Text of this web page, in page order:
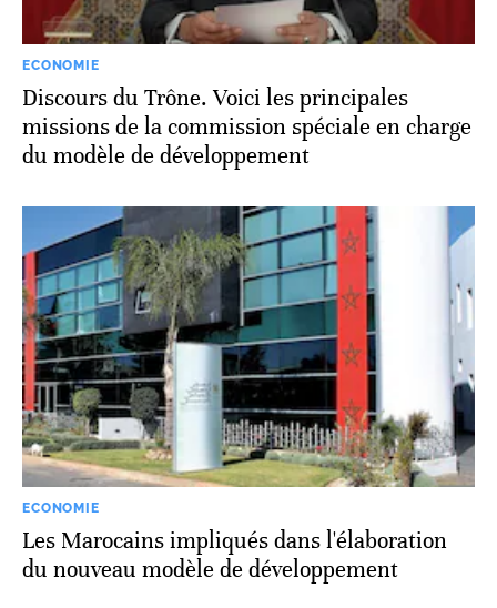
ECONOMIE
Discours du Trône. Voici les principales
missions de la commission spéciale en charge
du modèle de développement
ECONOMIE
Les Marocains impliqués dans l'élaboration
du nouveau modèle de développement